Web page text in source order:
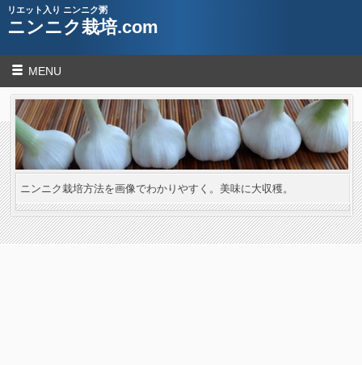
リエット入り ニンニク粥
ニンニク栽培.com
MENU
ニンニク栽培方法を画像でわかりやすく。美味に大収穫。